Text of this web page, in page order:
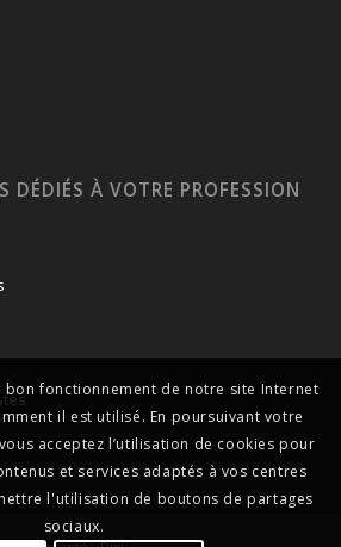
DÉDIÉS À VOTRE PROFESSION
bon fonctionnement de notre site Internet
il est utilisé. En poursuivant votre
acceptez l’utilisation de cookies pour
et services adaptés à vos centres
l'utilisation de boutons de partages
sociaux.